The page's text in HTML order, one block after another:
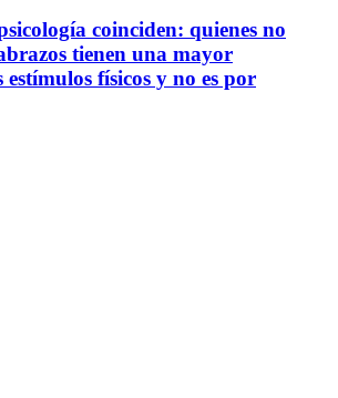
coinciden: quienes no
tienen una mayor
físicos y no es por